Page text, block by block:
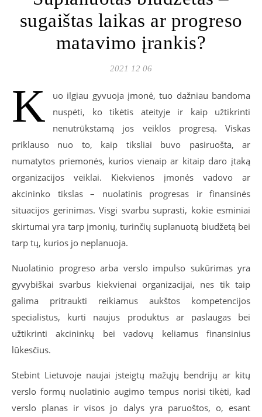
sugaištas laikas ar progreso
matavimo įrankis?
2021 12 06
K
uo ilgiau gyvuoja įmonė, tuo dažniau bandoma
nuspėti, ko tikėtis ateityje ir kaip užtikrinti
nenutrūkstamą jos veiklos progresą. Viskas
priklauso nuo to, kaip tiksliai buvo pasiruošta, ar
numatytos priemonės, kurios vienaip ar kitaip daro įtaką
organizacijos veiklai. Kiekvienos įmonės vadovo ar
akcininko tikslas – nuolatinis progresas ir finansinės
situacijos gerinimas. Visgi svarbu suprasti, kokie esminiai
skirtumai yra tarp įmonių, turinčių suplanuotą biudžetą bei
tarp tų, kurios jo neplanuoja.
Nuolatinio progreso arba verslo impulso sukūrimas yra
gyvybiškai svarbus kiekvienai organizacijai, nes tik taip
galima pritraukti reikiamus aukštos kompetencijos
specialistus, kurti naujus produktus ar paslaugas bei
užtikrinti akcininkų bei vadovų keliamus finansinius
lūkesčius.
Stebint Lietuvoje naujai įsteigtų mažųjų bendrijų ar kitų
verslo formų nuolatinio augimo tempus norisi tikėti, kad
verslo planas ir visos jo dalys yra paruoštos, o, esant